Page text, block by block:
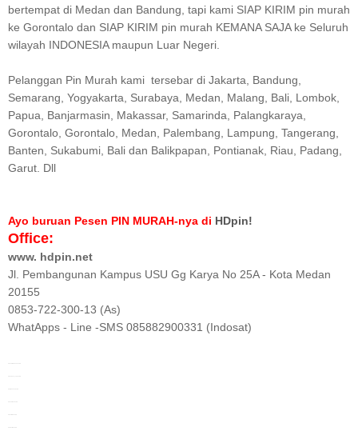
bertempat di Medan dan Bandung, tapi kami SIAP KIRIM pin murah
ke Gorontalo dan SIAP KIRIM pin murah KEMANA SAJA ke Seluruh
wilayah INDONESIA maupun Luar Negeri.
Pelanggan Pin Murah kami tersebar di Jakarta, Bandung,
Semarang, Yogyakarta, Surabaya, Medan, Malang, Bali, Lombok,
Papua, Banjarmasin, Makassar, Samarinda, Palangkaraya,
Gorontalo, Gorontalo, Medan, Palembang, Lampung, Tangerang,
Banten, Sukabumi, Bali dan Balikpapan, Pontianak, Riau, Padang,
Garut. Dll
Ayo buruan Pesen PIN MURAH-nya di HDpin!
Office:
www. hdpin.net
Jl. Pembangunan Kampus USU Gg Karya No 25A - Kota Medan
20155
0853-722-300-13 (As)
WhatApps - Line -SMS 085882900331 (Indosat)